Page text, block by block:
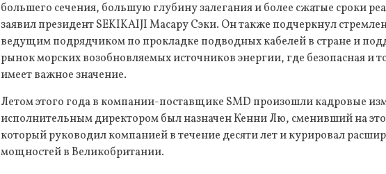
большего сечения, большую глубину залегания и более сжатые сроки
заявил президент SEKIKAIJI Масару Сэки. Он также подчеркнул
ведущим подрядчиком по прокладке подводных кабелей в стране и
рынок морских возобновляемых источников энергии, где безопасная и
имеет важное значение.
Летом этого года в компании-поставщике SMD произошли кадровые
исполнительным директором был назначен Кенни Лю, сменивший на
который руководил компанией в течение десяти лет и курировал
мощностей в Великобритании.